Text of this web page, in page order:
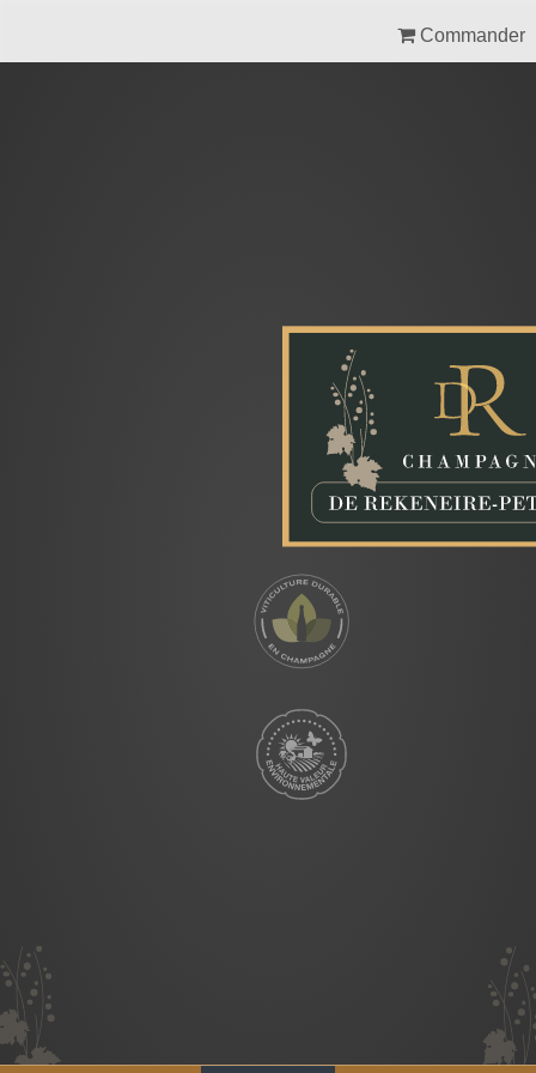
Commander